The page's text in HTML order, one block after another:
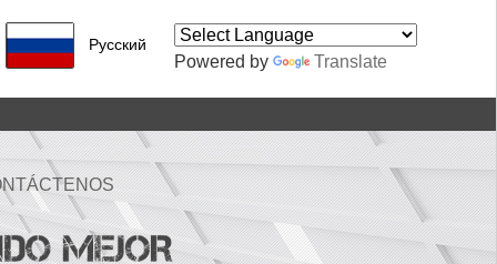
Powered by Translate
Pусский